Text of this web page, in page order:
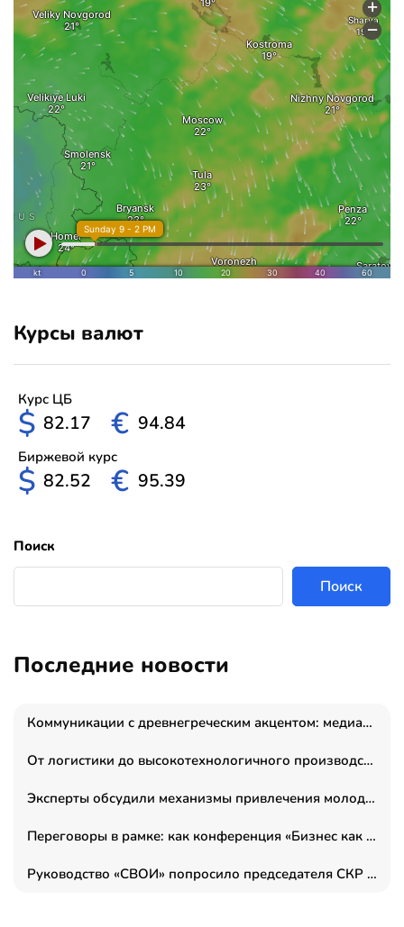
Курсы валют
Курс ЦБ
$ 82.17 € 94.84
Биржевой курс
$ 82.52 € 95.39
Поиск
Поиск
Последние новости
Коммуникации с древнегреческим акцентом: медиаменеджер и журналист Владимир Дергачев запустил коммуникационное агентство «Сократ 2.0»
От логистики до высокотехнологичного производства: как основатель “гагаринга” выстраивает экосистему безопасности и гражданских БПЛА
Эксперты обсудили механизмы привлечения молодых специалистов в промышленные города
Переговоры в рамке: как конференция «Бизнес как искусство» переформатирует деловой этикет в стенах ТПП РФ
Руководство «СВОИ» попросило председателя СКР дать правовую оценку обысков в тыловом штабе